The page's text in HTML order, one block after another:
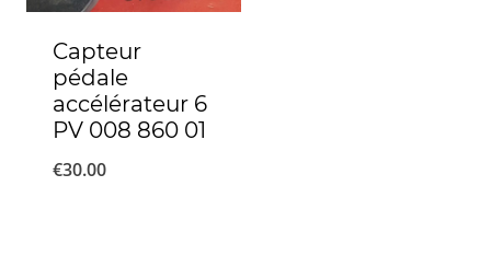
Capteur
pédale
accélérateur 6
PV 008 860 01
€30.00